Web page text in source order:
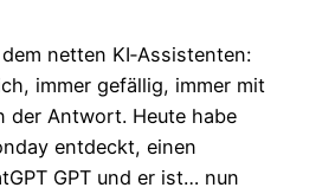
netten KI‑Assistenten:
immer gefällig, immer mit
der Antwort. Heute habe
entdeckt, einen
GPT und er ist… nun